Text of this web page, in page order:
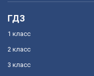
ГДЗ
1 класс
2 класс
3 класс